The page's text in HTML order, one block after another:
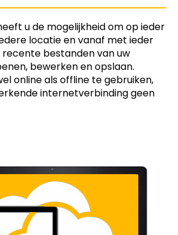
u de mogelijkheid om op ieder
locatie en vanaf met ieder
bestanden van uw
bewerken en opslaan.
online als offline te gebruiken,
internetverbinding geen